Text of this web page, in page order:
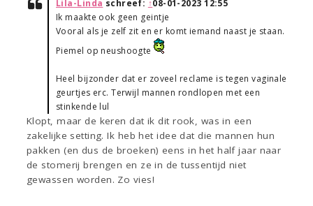
Lila-Linda schreef: ↑08-01-2023 12:55
Ik maakte ook geen geintje
Vooral als je zelf zit en er komt iemand naast je staan.
Piemel op neushoogte
Heel bijzonder dat er zoveel reclame is tegen vaginale
geurtjes erc. Terwijl mannen rondlopen met een
stinkende lul
Klopt, maar de keren dat ik dit rook, was in een
zakelijke setting. Ik heb het idee dat die mannen hun
pakken (en dus de broeken) eens in het half jaar naar
de stomerij brengen en ze in de tussentijd niet
gewassen worden. Zo vies!